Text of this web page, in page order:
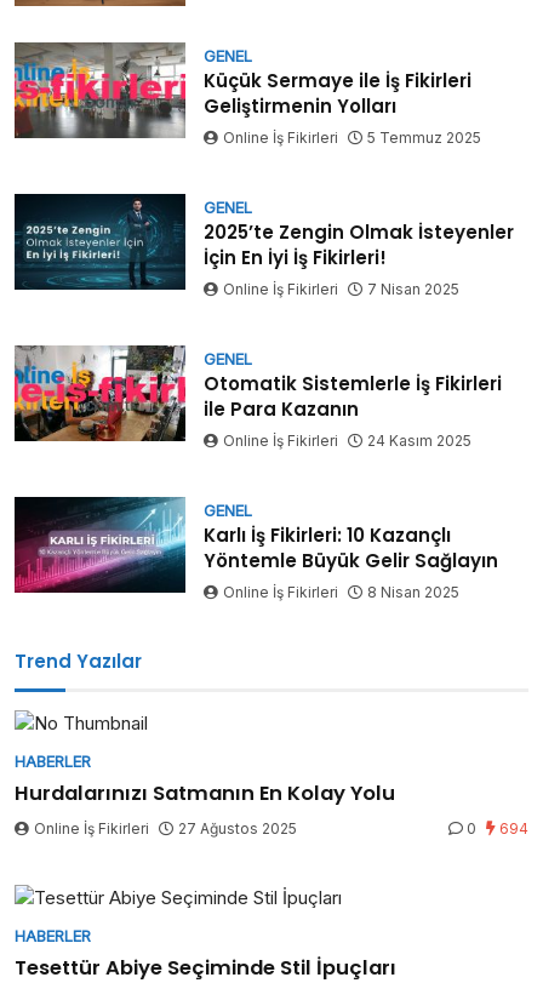
GENEL
Küçük Sermaye ile İş Fikirleri
Geliştirmenin Yolları
Online İş Fikirleri 5 Temmuz 2025
GENEL
2025’te Zengin Olmak İsteyenler
İçin En İyi İş Fikirleri!
Online İş Fikirleri 7 Nisan 2025
GENEL
Otomatik Sistemlerle İş Fikirleri
ile Para Kazanın
Online İş Fikirleri 24 Kasım 2025
GENEL
Karlı İş Fikirleri: 10 Kazançlı
Yöntemle Büyük Gelir Sağlayın
Online İş Fikirleri 8 Nisan 2025
Trend Yazılar
HABERLER
Hurdalarınızı Satmanın En Kolay Yolu
Online İş Fikirleri 27 Ağustos 2025 0 694
HABERLER
Tesettür Abiye Seçiminde Stil İpuçları